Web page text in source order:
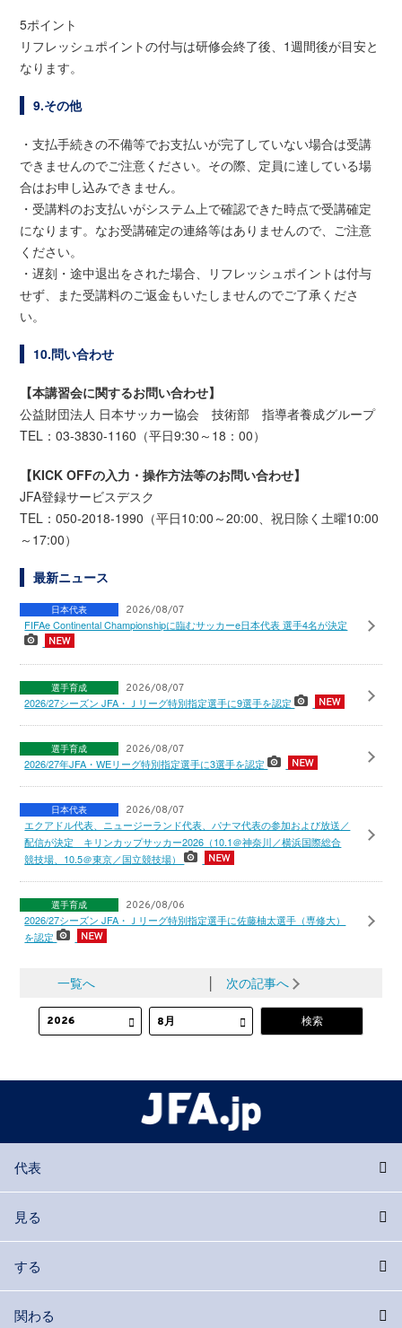
5ポイント
リフレッシュポイントの付与は研修会終了後、1週間後が目安と
なります。
9.その他
・支払手続きの不備等でお支払いが完了していない場合は受講
できませんのでご注意ください。その際、定員に達している場
合はお申し込みできません。
・受講料のお支払いがシステム上で確認できた時点で受講確定
になります。なお受講確定の連絡等はありませんので、ご注意
ください。
・遅刻・途中退出をされた場合、リフレッシュポイントは付与
せず、また受講料のご返金もいたしませんのでご了承くださ
い。
10.問い合わせ
【本講習会に関するお問い合わせ】
公益財団法人 日本サッカー協会 技術部 指導者養成グループ
TEL：03-3830-1160（平日9:30～18：00）
【KICK OFFの入力・操作方法等のお問い合わせ】
JFA登録サービスデスク
TEL：050-2018-1990（平日10:00～20:00、祝日除く土曜10:00
～17:00）
最新ニュース
日本代表 2026/08/07
FIFAe Continental Championshipに臨むサッカーe日本代表 選手4名が決定
選手育成 2026/08/07
2026/27シーズン JFA・Ｊリーグ特別指定選手に9選手を認定
選手育成 2026/08/07
2026/27年JFA・WEリーグ特別指定選手に3選手を認定
日本代表 2026/08/07
エクアドル代表、ニュージーランド代表、パナマ代表の参加および放送／
配信が決定 キリンカップサッカー2026（10.1＠神奈川／横浜国際総合
競技場、10.5＠東京／国立競技場）
選手育成 2026/08/06
2026/27シーズン JFA・Ｊリーグ特別指定選手に佐藤柚太選手（専修大）
を認定
一覧へ 次の記事へ
代表
見る
する
関わる